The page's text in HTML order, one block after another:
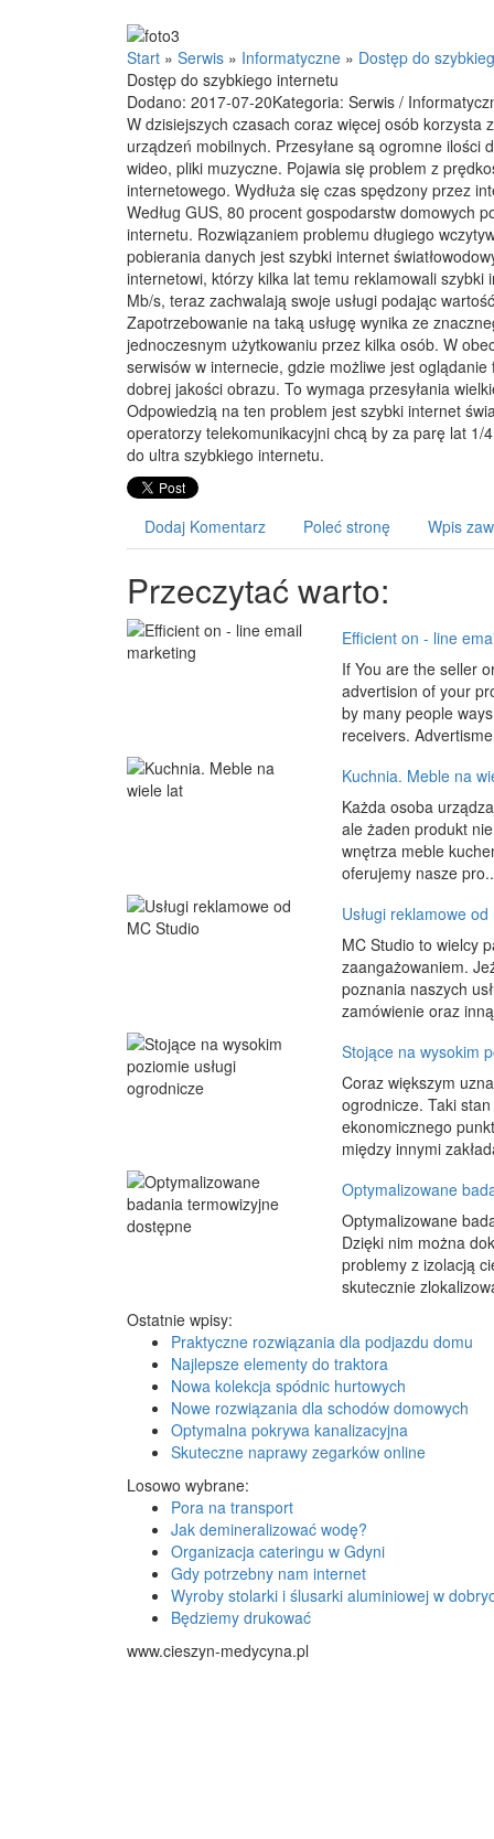
Start » Serwis » Informatyczne » Dostęp do
Dostęp do szybkiego internetu
Dodano: 2017-07-20Kategoria: Serwis /
W dzisiejszych czasach coraz więcej osób korzysta
urządzeń mobilnych. Przesyłane są ogromne ilości
wideo, pliki muzyczne. Pojawia się problem z
internetowego. Wydłuża się czas spędzony przez
Według GUS, 80 procent gospodarstw domowych
internetu. Rozwiązaniem problemu długiego
pobierania danych jest szybki internet
internetowi, którzy kilka lat temu reklamowali szybki
Mb/s, teraz zachwalają swoje usługi podając
Zapotrzebowanie na taką usługę wynika ze
jednoczesnym użytkowaniu przez kilka osób. W
serwisów w internecie, gdzie możliwe jest
dobrej jakości obrazu. To wymaga przesyłania
Odpowiedzią na ten problem jest szybki internet
operatorzy telekomunikacyjni chcą by za parę lat 1/
do ultra szybkiego internetu.
Dodaj Komentarz Poleć stronę Wpis
Przeczytać warto:
Efficient on - line
If You are the seller
advertision of your
by many people
receivers.
Kuchnia. Meble na
Każda osoba
ale żaden produkt
wnętrza meble
oferujemy nasze
Usługi reklamowe
MC Studio to wielcy
zaangażowaniem.
poznania naszych
zamówienie oraz
Stojące na wysokim
Coraz większym
ogrodnicze. Taki
ekonomicznego
między innymi
Optymalizowane
Optymalizowane
Dzięki nim można
problemy z izolacją
skutecznie
Ostatnie wpisy:
Praktyczne rozwiązania dla podjazdu domu
Najlepsze elementy do traktora
Nowa kolekcja spódnic hurtowych
Nowe rozwiązania dla schodów domowych
Optymalna pokrywa kanalizacyjna
Skuteczne naprawy zegarków online
Losowo wybrane:
Pora na transport
Jak demineralizować wodę?
Organizacja cateringu w Gdyni
Gdy potrzebny nam internet
Wyroby stolarki i ślusarki aluminiowej w
Będziemy drukować
www.cieszyn-medycyna.pl